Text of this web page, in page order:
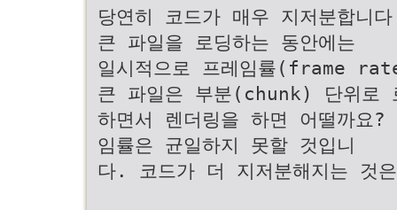
당연히 코드가 매우 지저분합니
큰 파일을 로딩하는 동안에는
일시적으로 프레임률(frame
큰 파일은 부분(chunk) 단위로
하면서 렌더링을 하면 어떨까요
임률은 균일하지 못할 것입니
다. 코드가 더 지저분해지는 것